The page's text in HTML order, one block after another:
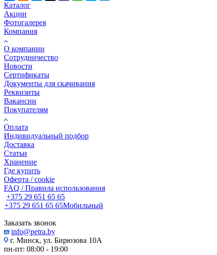
Каталог
Акции
Фотогалерея
Компания
О компании
Сотрудничество
Новости
Сертификаты
Документы для скачивания
Реквизиты
Вакансии
Покупателям
Оплата
Индивидуальный подбор
Доставка
Статьи
Хранение
Где купить
Оферта / cookie
FAQ / Правила использования
+375 29 651 65 65
+375 29 651 65 65Мобильный
Заказать звонок
info@petra.by
г. Минск, ул. Бирюзова 10А
пн-пт: 08:00 - 19:00